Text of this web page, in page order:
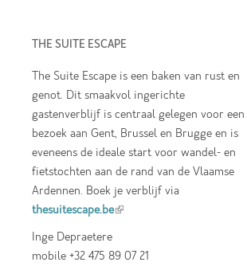
THE SUITE ESCAPE
The Suite Escape is een baken van rust en
genot. Dit smaakvol ingerichte
gastenverblijf is centraal gelegen voor een
bezoek aan Gent, Brussel en Brugge en is
eveneens de ideale start voor wandel- en
fietstochten aan de rand van de Vlaamse
Ardennen. Boek je verblijf via
thesuitescape.be(link is external)
Inge Depraetere
mobile +32 475 89 07 21